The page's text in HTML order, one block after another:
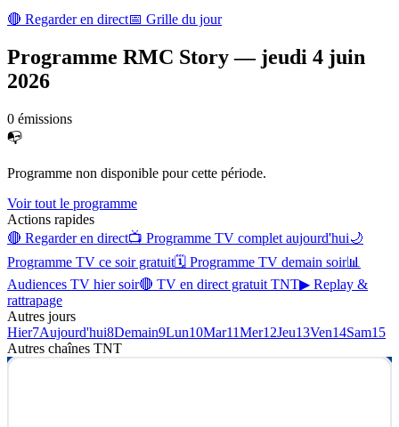
🔴 Regarder en direct📅 Grille du jour
Programme RMC Story— jeudi 4 juin
2026
0 émissions
📭
Programme non disponible pour cette période.
Voir tout le programme
Actions rapides
🔴 Regarder en direct📺 Programme TV complet aujourd'hui🌙
Programme TV ce soir gratuit🗓 Programme TV demain soir📊
Audiences TV hier soir🔴 TV en direct gratuit TNT▶ Replay &
rattrapage
Autres jours
Hier7Aujourd'hui8Demain9Lun10Mar11Mer12Jeu13Ven14Sam15
Autres chaînes TNT